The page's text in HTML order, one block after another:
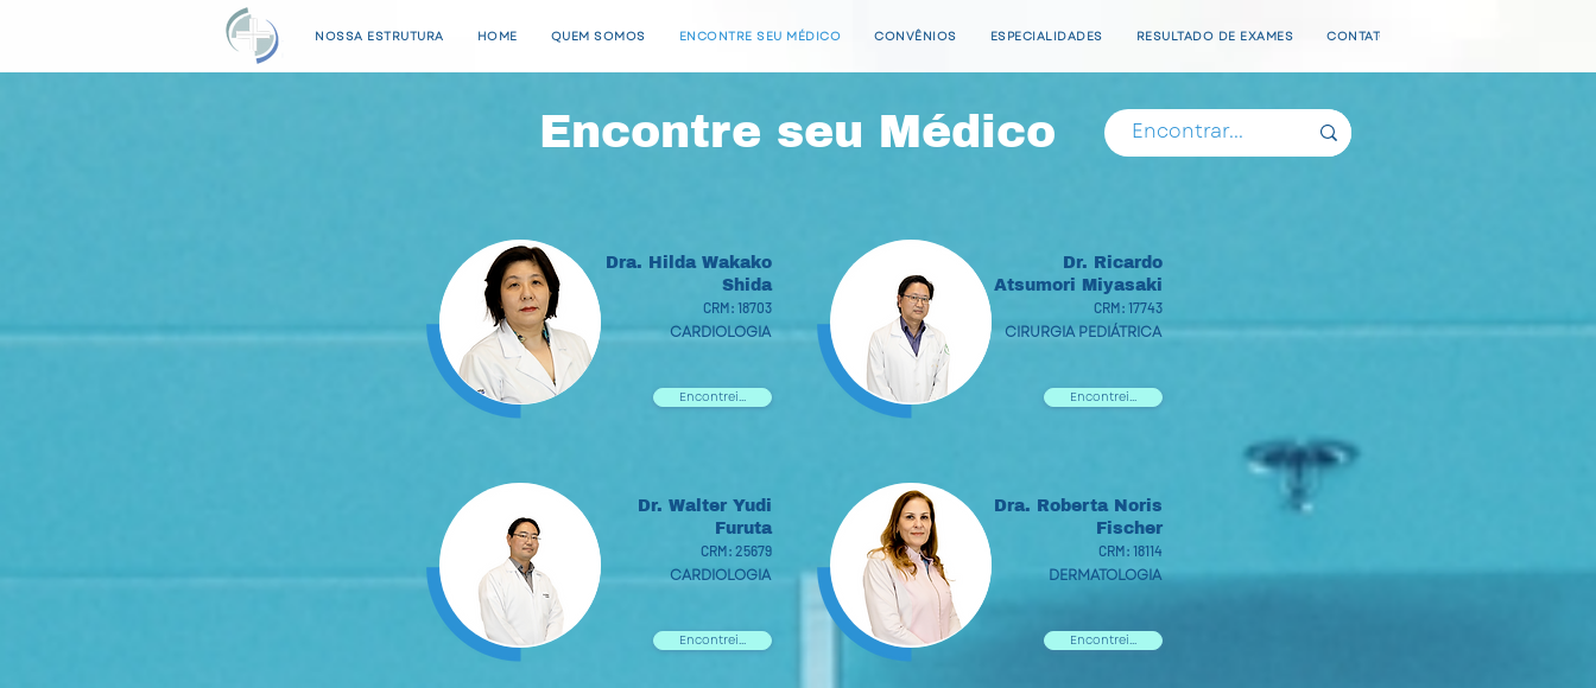
NOSSA ESTRUTURA HOME QUEM SOMOS ENCONTRE SEU MÉDICO CONVÊNIOS ESPECIALIDADES RESULTADO DE EXAMES CONTATO
Encontre seu Médico
Dra. Hilda Wakako
Shida
CRM: 18703
CARDIOLOGIA
Encontrei...
Dr. Walter Yudi
Furuta
CRM: 25679
CARDIOLOGIA
Encontrei...
Dr. Ricardo
Atsumori Miyasaki
CRM: 17743
CIRURGIA PEDIÁTRICA
Encontrei...
Dra. Roberta Noris
Fischer
CRM: 18114
DERMATOLOGIA
Encontrei...